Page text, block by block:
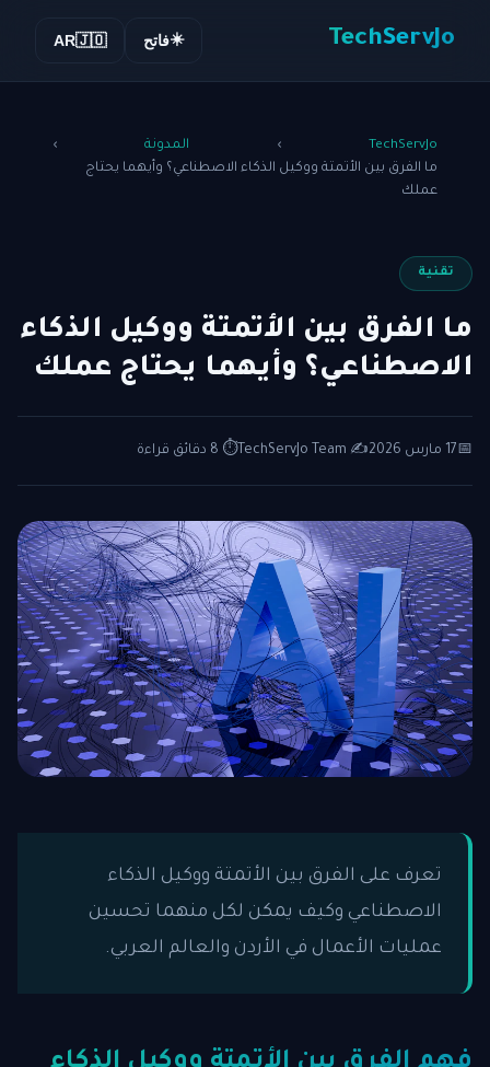
TechServJo
☀️فاتح 🇯🇴
AR
TechServJo
› المدونة
›
ما الفرق بين الأتمتة ووكيل الذكاء الاصطناعي؟ وأيهما يحتاج
عملك
تقنية
ما الفرق بين الأتمتة ووكيل الذكاء
الاصطناعي؟ وأيهما يحتاج عملك
📅17 مارس 2026 ✍️ TechServJo Team ⏱ 8 دقائق قراءة
تعرف على الفرق بين الأتمتة ووكيل الذكاء
الاصطناعي وكيف يمكن لكل منهما تحسين
عمليات الأعمال في الأردن والعالم العربي.